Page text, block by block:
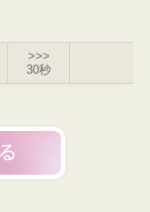
>>>
30秒